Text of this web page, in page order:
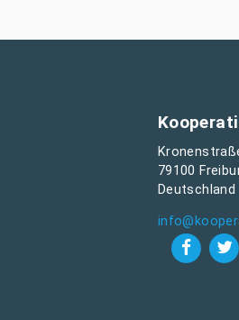
79100
Deutschland